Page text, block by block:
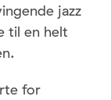
jazz
til en helt
for